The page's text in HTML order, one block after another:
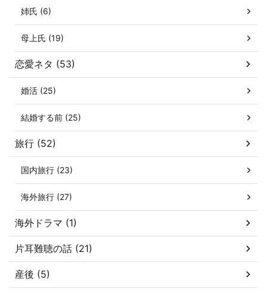
姉氏 (6)
母上氏 (19)
恋愛ネタ (53)
婚活 (25)
結婚する前 (25)
旅行 (52)
国内旅行 (23)
海外旅行 (27)
海外ドラマ (1)
片耳難聴の話 (21)
産後 (5)